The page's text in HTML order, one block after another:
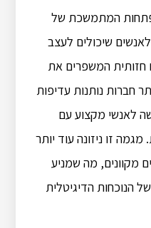
המתמשכת של
לאנשים שיכולים לעצב
חזותית המשפרים את
חברות נותנות עדיפות
לאנשי מקצוע עם
מגמה זו ניזונה עוד יותר
מקוונים, מה שמניע
הנוכחות הדיגיטלית